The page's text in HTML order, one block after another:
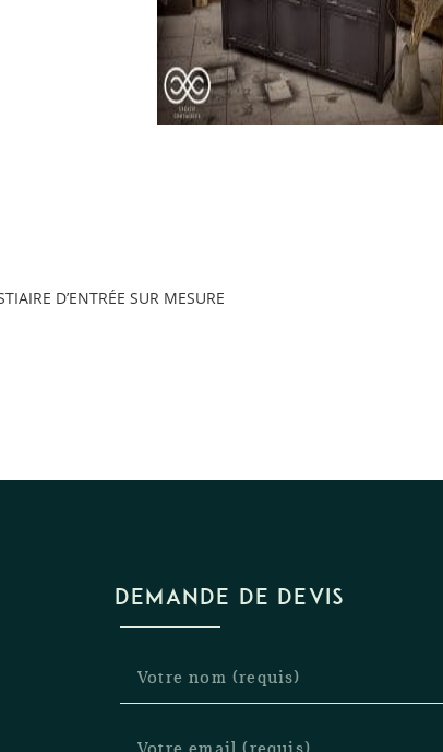
D’ENTRÉE SUR MESURE
DEMANDE DE DEVIS